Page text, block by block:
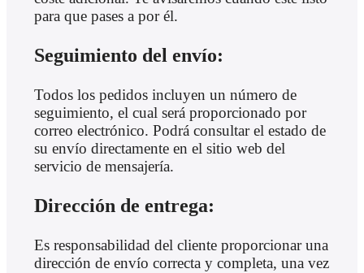
para que pases a por él.
Seguimiento del envío:
Todos los pedidos incluyen un número de
seguimiento, el cual será proporcionado por
correo electrónico. Podrá consultar el estado de
su envío directamente en el sitio web del
servicio de mensajería.
Dirección de entrega:
Es responsabilidad del cliente proporcionar una
dirección de envío correcta y completa, una vez